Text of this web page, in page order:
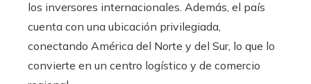
los inversores internacionales. Además, el país
cuenta con una ubicación privilegiada,
conectando América del Norte y del Sur, lo que lo
convierte en un centro logístico y de comercio